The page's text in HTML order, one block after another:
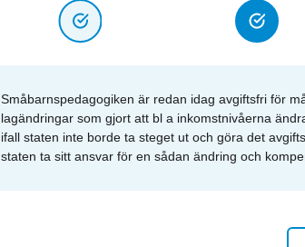
Småbarnspedagogiken är redan idag avgiftsfri för
lagändringar som gjort att bl a inkomstnivåerna
ifall staten inte borde ta steget ut och göra det
staten ta sitt ansvar för en sådan ändring och